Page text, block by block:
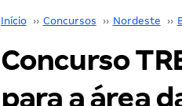
Início ›› Concursos ›› Nordeste ››
Concurso
para a área